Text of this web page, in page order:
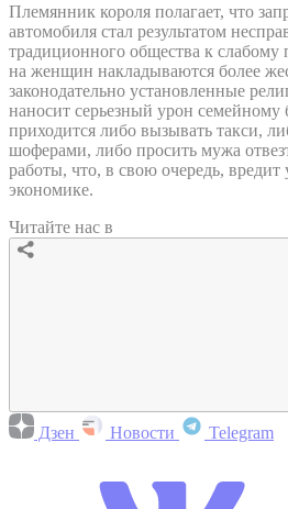
Племянник короля полагает, что
автомобиля стал результатом
традиционного общества к слабому
на женщин накладываются более
законодательно установленные
наносит серьезный урон
приходится либо вызывать такси,
шоферами, либо просить мужа
работы, что, в свою очередь, вредит
экономике.
Читайте нас в
Дзен Новости Telegram